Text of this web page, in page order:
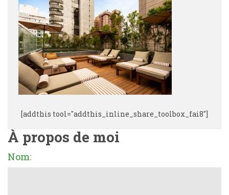
[addthis tool="addthis_inline_share_toolbox_fai8"]
À propos de moi
Nom: